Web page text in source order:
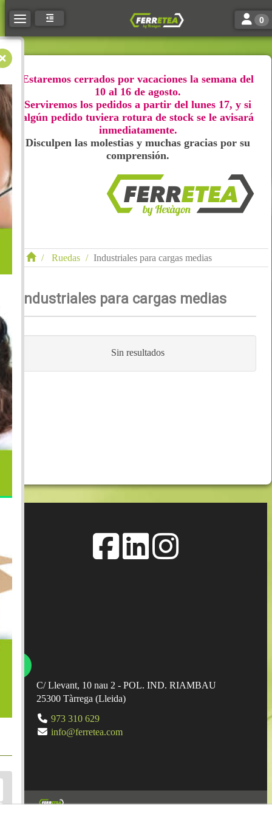
Toggle navigation Toggle
0
Estaremos cerrados por vacaciones la semana del
10 al 16 de agosto.
Serviremos los pedidos a partir del lunes 17, y si
algún pedido tuviera rotura de stock se le avisará
inmediatamente.
Disculpen las molestias y muchas gracias por su
comprensión.
Ruedas Industriales para cargas medias
Industriales para cargas medias
Sin resultados
C/ Llevant, 10 nau 2 - POL. IND. RIAMBAU
25300 Tàrrega (Lleida)
973 310 629
info@ferretea.com